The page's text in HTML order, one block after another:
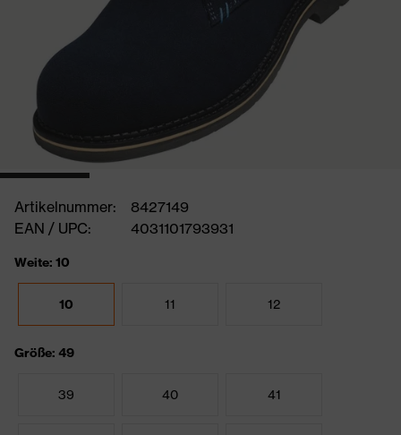
Artikelnummer:
8427149
EAN / UPC:
4031101793931
Weite: 10
10 11 12
Größe: 49
39 40 41